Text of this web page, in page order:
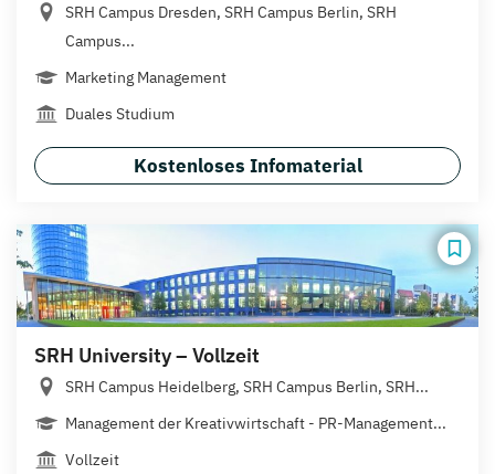
SRH Campus Dresden, SRH Campus Berlin, SRH
Campus...
Marketing Management
Duales Studium
Kostenloses Infomaterial
SRH University – Vollzeit
SRH Campus Heidelberg, SRH Campus Berlin, SRH...
Management der Kreativwirtschaft - PR-Management...
Vollzeit